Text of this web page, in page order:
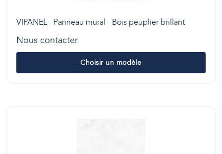
VIPANEL - Panneau mural - Bois peuplier brillant
Nous contacter
Choisir un modèle